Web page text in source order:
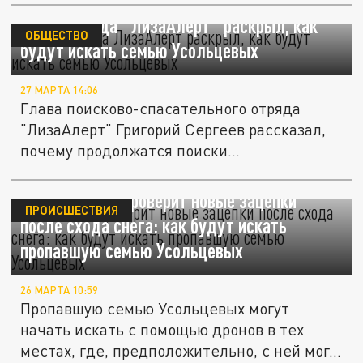
Глава отряда "ЛизаАлерт" раскрыл, как
будут искать семью Усольцевых
ОБЩЕСТВО
27 МАРТА 14:06
Глава поисково-спасательного отряда
"ЛизаАлерт" Григорий Сергеев рассказал,
почему продолжатся поиски...
"ЛизаАлерт" проверит новые зацепки
после схода снега: как будут искать
пропавшую семью Усольцевых
ПРОИСШЕСТВИЯ
26 МАРТА 10:59
Пропавшую семью Усольцевых могут
начать искать с помощью дронов в тех
местах, где, предположительно, с ней мог...